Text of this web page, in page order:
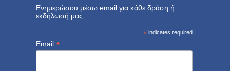
Ενημερώσου μέσω email για κάθε δράση ή
εκδήλωσή μας
* indicates required
Email *